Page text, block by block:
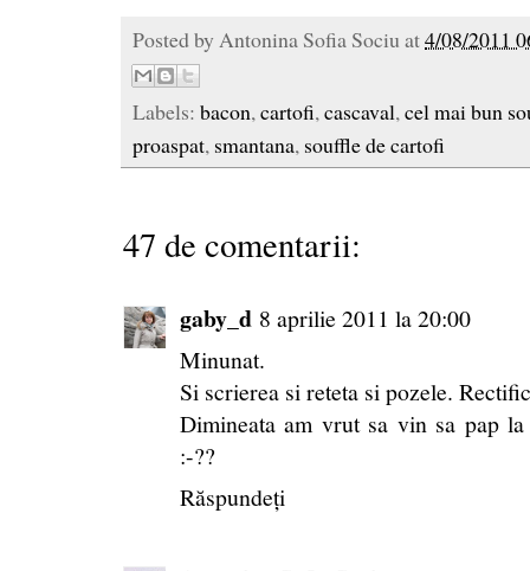
Posted by Antonina Sofia Sociu at4/08/2011
Labels: bacon,cartofi,cascaval,cel mai bun
proaspat, smantana, souffle de cartofi
47 de comentarii:
gaby_d 8 aprilie 2011 la 20:00
Minunat.
Si scrierea si reteta si pozele.
Dimineata am vrut sa vin sa pap
:-??
Răspundeți